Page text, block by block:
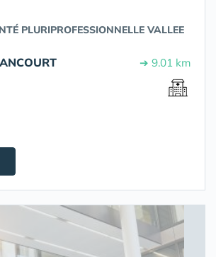
PLURIPROFESSIONNELLE VALLEE
➔ 9.01 km